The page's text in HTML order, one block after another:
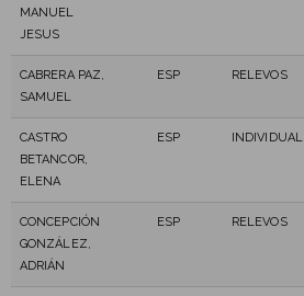
MANUEL
JESUS
CABRERA PAZ,
SAMUEL
ESP RELEVOS
CASTRO
BETANCOR,
ELENA
ESP INDIVIDUAL
CONCEPCIÓN
GONZÁLEZ,
ADRIÁN
ESP RELEVOS